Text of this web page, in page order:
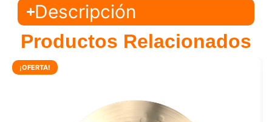
Descripción
Productos Relacionados
¡OFERTA!